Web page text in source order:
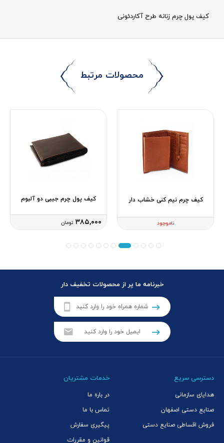
کیف پول چرم زنانه طرح آکاردئونی
محصولات مرتبط
کیف چرم نیم کنی خشاب دار
ناموجود
کیف پول چرم جیبی دو آلبوم
۳۸۵,۰۰۰ تومان
خبرنامه ما پر از محصولات تخفیف دار
دسترسی سریع
هدایای سازمانی
صنایع دستی اصفهان
فروش اقساطی صنایع دستی
خدمات مشتریان
در باره ما
تماس با ما
پیگیری سفارش
قوانین و مقررات